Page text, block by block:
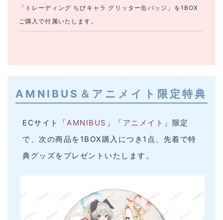
「トレーディング ちびキャラ グリッター缶バッジ」を1BOX
ご購入で付属いたします。
AMNIBUS＆アニメイト限定特典
ECサイト「AMNIBUS 」「 アニメイト 」限定
で、次の商品を1BOX購入につき1点、先着で特
典グッズをプレゼントいたします。